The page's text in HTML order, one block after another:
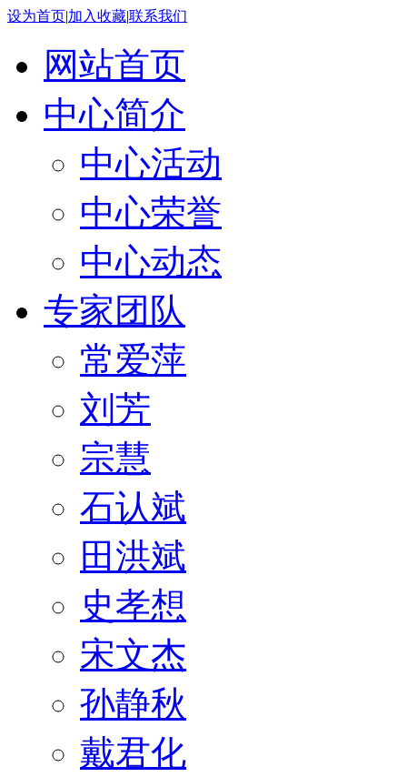
设为首页|加入收藏|联系我们
网站首页
中心简介
中心活动
中心荣誉
中心动态
专家团队
常爱萍
刘芳
宗慧
石认斌
田洪斌
史孝想
宋文杰
孙静秋
戴君化